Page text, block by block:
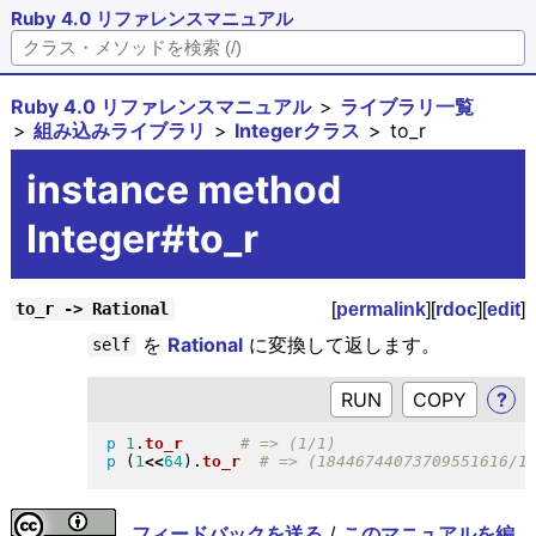
Ruby 4.0 リファレンスマニュアル
Ruby 4.0 リファレンスマニュアル
ライブラリ一覧
組み込みライブラリ
Integerクラス to_r
instance method
Integer#to_r
to_r -> Rational [permalink][rdoc][edit]
self を Rationalに変換して返します。
RUN ?
p 1 . to_r
p
( 1<<64) . to_r